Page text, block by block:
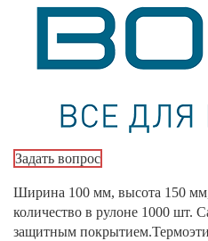
Задать вопрос
Ширина 100 мм, высота 150
количество в рулоне 1000 шт.
защитным